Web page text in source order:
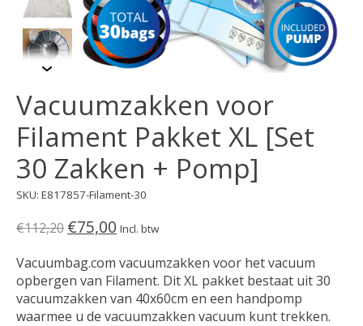
Vacuumzakken voor
Filament Pakket XL [Set
30 Zakken + Pomp]
SKU: E817857-Filament-30
€112,20 €75,00 Incl. btw
Vacuumbag.com vacuumzakken voor het vacuum
opbergen van Filament. Dit XL pakket bestaat uit 30
vacuumzakken van 40x60cm en een handpomp
waarmee u de vacuumzakken vacuum kunt trekken.